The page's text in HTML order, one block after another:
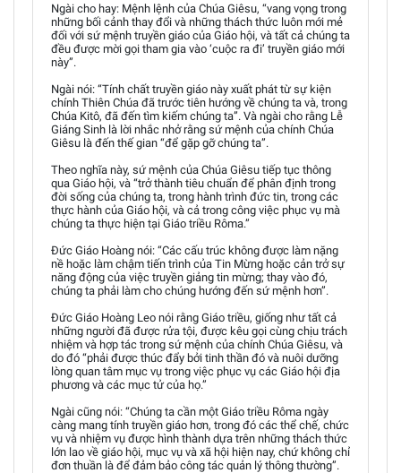
Ngài cho hay: Mệnh lệnh của Chúa Giêsu, “vang vọng trong
những bối cảnh thay đổi và những thách thức luôn mới mẻ
đối với sứ mệnh truyền giáo của Giáo hội, và tất cả chúng ta
đều được mời gọi tham gia vào ‘cuộc ra đi’ truyền giáo mới
này”.
Ngài nói: “Tính chất truyền giáo này xuất phát từ sự kiện
chính Thiên Chúa đã trước tiên hướng về chúng ta và, trong
Chúa Kitô, đã đến tìm kiếm chúng ta”. Và ngài cho rằng Lễ
Giáng Sinh là lời nhắc nhở rằng sứ mệnh của chính Chúa
Giêsu là đến thế gian “để gặp gỡ chúng ta”.
Theo nghĩa này, sứ mệnh của Chúa Giêsu tiếp tục thông
qua Giáo hội, và “trở thành tiêu chuẩn để phân định trong
đời sống của chúng ta, trong hành trình đức tin, trong các
thực hành của Giáo hội, và cả trong công việc phục vụ mà
chúng ta thực hiện tại Giáo triều Rôma.”
Đức Giáo Hoàng nói: “Các cấu trúc không được làm nặng
nề hoặc làm chậm tiến trình của Tin Mừng hoặc cản trở sự
năng động của việc truyền giảng tin mừng; thay vào đó,
chúng ta phải làm cho chúng hướng đến sứ mệnh hơn”.
Đức Giáo Hoàng Leo nói rằng Giáo triều, giống như tất cả
những người đã được rửa tội, được kêu gọi cùng chịu trách
nhiệm và hợp tác trong sứ mệnh của chính Chúa Giêsu, và
do đó “phải được thúc đẩy bởi tinh thần đó và nuôi dưỡng
lòng quan tâm mục vụ trong việc phục vụ các Giáo hội địa
phương và các mục tử của họ.”
Ngài cũng nói: “Chúng ta cần một Giáo triều Rôma ngày
càng mang tính truyền giáo hơn, trong đó các thể chế, chức
vụ và nhiệm vụ được hình thành dựa trên những thách thức
lớn lao về giáo hội, mục vụ và xã hội hiện nay, chứ không chỉ
đơn thuần là để đảm bảo công tác quản lý thông thường”.